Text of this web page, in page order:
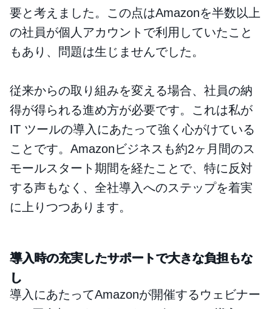
要と考えました。この点はAmazonを半数以上
の社員が個人アカウントで利用していたこと
もあり、問題は生じませんでした。
従来からの取り組みを変える場合、社員の納
得が得られる進め方が必要です。これは私が
IT ツールの導入にあたって強く心がけている
ことです。Amazonビジネスも約2ヶ月間のス
モールスタート期間を経たことで、特に反対
する声もなく、全社導入へのステップを着実
に上りつつあります。
導入時の充実したサポートで大きな負担もな
し
導入にあたってAmazonが開催するウェビナー